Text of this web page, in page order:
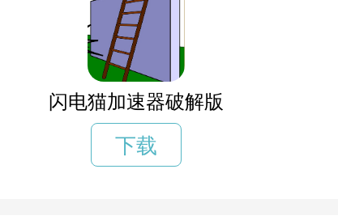
闪电猫加速器破解版
下载